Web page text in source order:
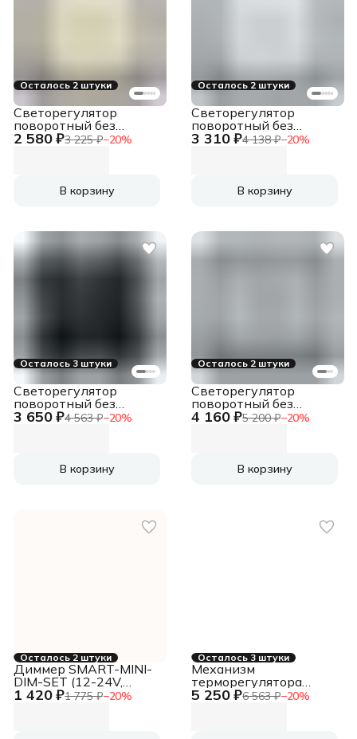
Осталось 2 штуки
2 580 ₽3 225 ₽−20%
Светорегулятор
поворотный без
нейтрали 300Вт
В корзину
Осталось 2 штуки
3 310 ₽4 138 ₽−20%
Светорегулятор
поворотный без
нейтрали 300Вт
В корзину
Осталось 3 штуки
3 650 ₽4 563 ₽−20%
Светорегулятор
поворотный без
нейтрали 300Вт
В корзину
Осталось 2 штуки
4 160 ₽5 200 ₽−20%
Светорегулятор
поворотный без
нейтрали 300Вт
В корзину
Осталось 2 штуки
1 420 ₽1 775 ₽−20%
Диммер SMART-MINI-
DIM-SET (12-24V,
1x4A, ПДУ 4кн, IR)
Осталось 3 штуки
5 250 ₽6 563 ₽−20%
Механизм
терморегулятора
Эпика, белый